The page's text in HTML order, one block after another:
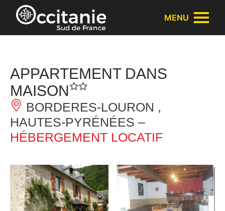
Panneau de gestion des cookies
MENU
APPARTEMENT DANS
MAISON
BORDERES-LOURON ,
HAUTES-PYRÉNÉES –
HÉBERGEMENT LOCATIF